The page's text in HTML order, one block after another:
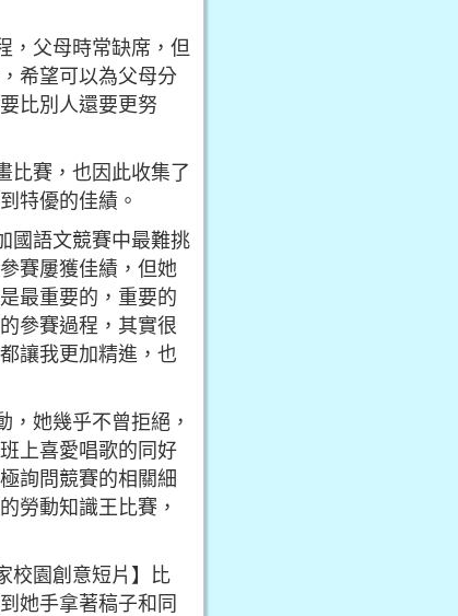
，父母時常缺席，但
希望可以為父母分
比別人還要更努
比賽，也因此收集了
特優的佳績。
國語文競賽中最難挑
賽屢獲佳績，但她
最重要的，重要的
參賽過程，其實很
讓我更加精進，也
她幾乎不曾拒絕，
上喜愛唱歌的同好
詢問競賽的相關細
勞動知識王比賽，
校園創意短片】比
她手拿著稿子和同